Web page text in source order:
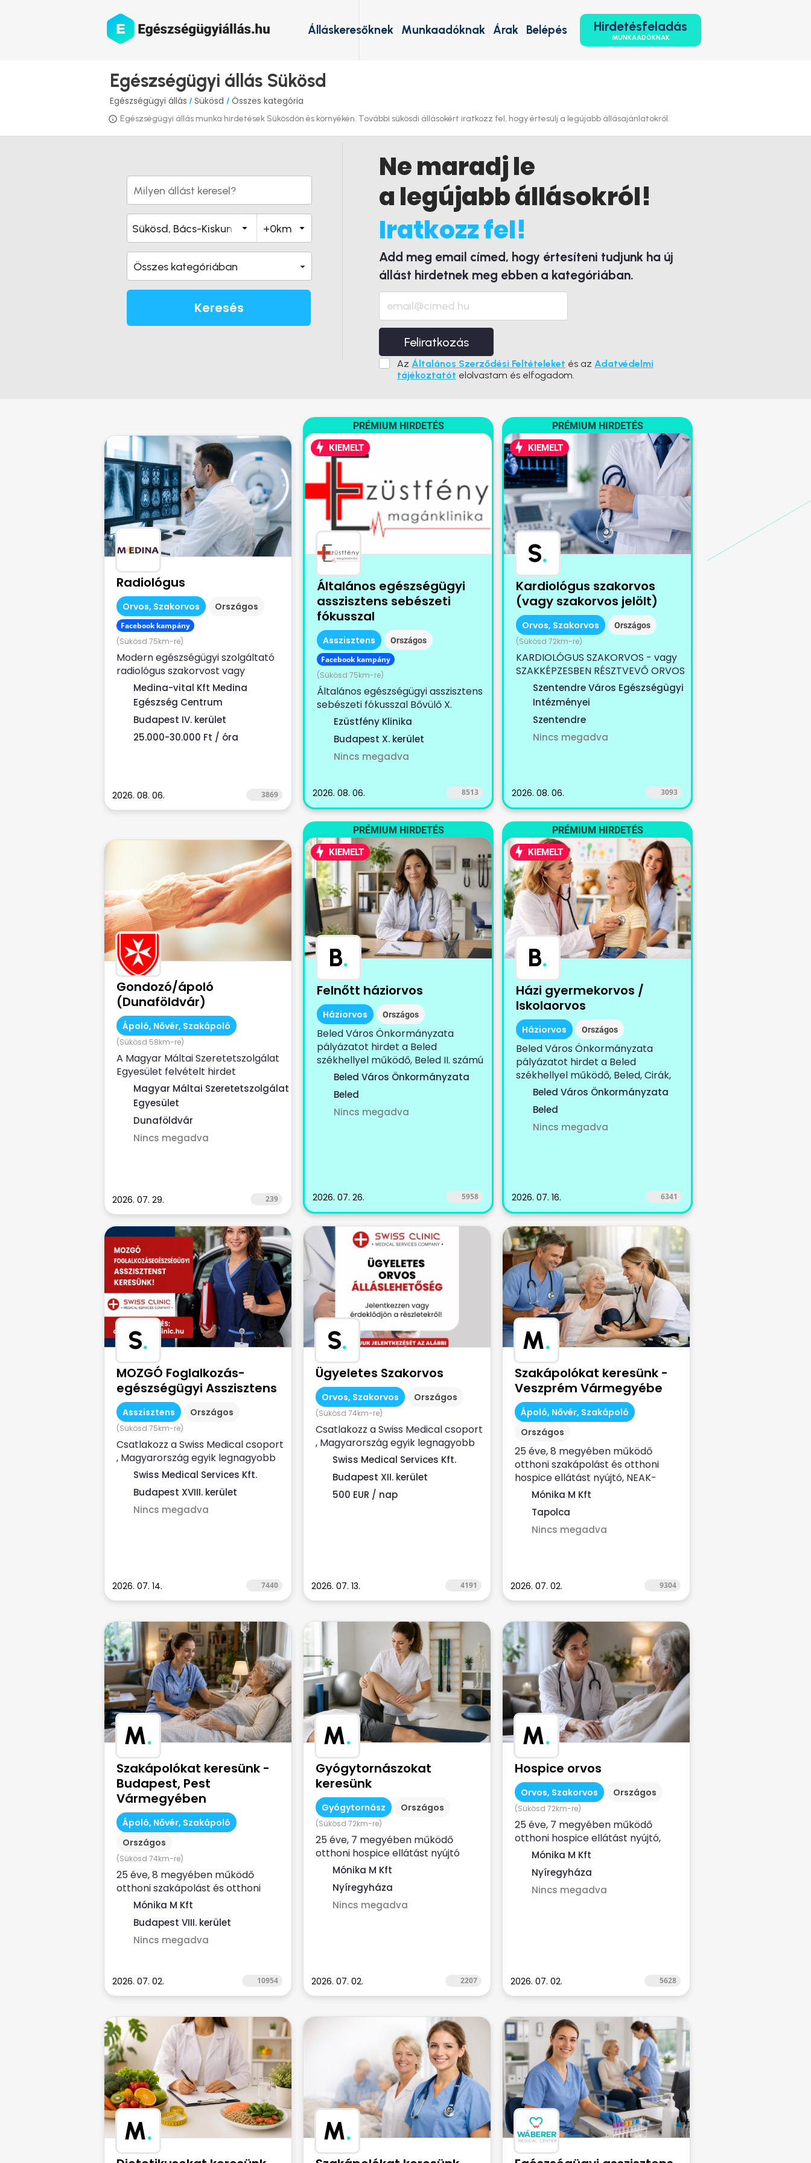
Hirdetésfeladás
MUNKAADÓKNAK
Belépés
Árak
Munkaadóknak
Álláskeresőknek
Egészségügyi állás Sükösd
Egészségügyi állás / Sükösd / Összes kategória
Egészségügyi állás munka hirdetések Sükösdön és környékén. További sükösdi állásokért iratkozz fel, hogy értesülj a legújabb állásajánlatokról.
Összes kategóriában
Keresés
Ne maradj le
a legújabb állásokról!
Iratkozz fel!
Add meg email címed, hogy értesíteni tudjunk ha új
állást hirdetnek meg ebben a kategóriában.
Feliratkozás
Az Általános Szerződési Feltételeket és az Adatvédelmi
tájékoztatót elolvastam és elfogadom.
Radiológus
Orvos, Szakorvos Országos
Facebook kampány
(Sükösd 75km-re)
Modern egészségügyi szolgáltató
radiológus szakorvost vagy
rezidenset (liscenec vizsga után)
keres Rendelési...
Medina-vital Kft Medina
Egészség Centrum
Budapest IV. kerület
25.000-30.000 Ft / óra
2026. 08. 06. 3869
PRÉMIUM HIRDETÉS
KIEMELT
Általános egészségügyi
asszisztens sebészeti
fókusszal
Asszisztens Országos
Facebook kampány
(Sükösd 75km-re)
Általános egészségügyi asszisztens
sebészeti fókusszal Bővülő X.
kerületi magánklinikánkra
Ezüstfény Klinika
Budapest X. kerület
Nincs megadva
2026. 08. 06. 8513
PRÉMIUM HIRDETÉS
KIEMELT
S.
Kardiológus szakorvos
(vagy szakorvos jelölt)
Orvos, Szakorvos Országos
(Sükösd 72km-re)
KARDIOLÓGUS SZAKORVOS - vagy
SZAKKÉPZESBEN RÉSZTVEVŐ ORVOS
KOLLÉGÁT KERESÜNK Szeretnél
egy...
Szentendre Város Egészségügyi
Intézményei
Szentendre
Nincs megadva
2026. 08. 06. 3093
Gondozó/ápoló
(Dunaföldvár)
Ápoló, Nővér, Szakápoló
(Sükösd 58km-re)
A Magyar Máltai Szeretetszolgálat
Egyesület felvételt hirdet
Gondozó/ápoló munkakörbe. ...
Magyar Máltai Szeretetszolgálat
Egyesület
Dunaföldvár
Nincs megadva
2026. 07. 29. 239
PRÉMIUM HIRDETÉS
KIEMELT
B.
Felnőtt háziorvos
Háziorvos Országos
Beled Város Önkormányzata
pályázatot hirdet a Beled
székhellyel működő, Beled II. számú
körzetet, Cirák...
Beled Város Önkormányzata
Beled
Nincs megadva
2026. 07. 26. 5958
PRÉMIUM HIRDETÉS
KIEMELT
B.
Házi gyermekorvos /
Iskolaorvos
Háziorvos Országos
Beled Város Önkormányzata
pályázatot hirdet a Beled
székhellyel működő, Beled, Cirák,
Dénesfa, Edve,...
Beled Város Önkormányzata
Beled
Nincs megadva
2026. 07. 16. 6341
S.
MOZGÓ Foglalkozás-
egészségügyi Asszisztens
Asszisztens Országos
(Sükösd 75km-re)
Csatlakozz a Swiss Medical csoport
, Magyarország egyik legnagyobb
magán-egészségügyi
Swiss Medical Services Kft.
Budapest XVIII. kerület
Nincs megadva
2026. 07. 14. 7440
S.
Ügyeletes Szakorvos
Orvos, Szakorvos Országos
(Sükösd 74km-re)
Csatlakozz a Swiss Medical csoport
, Magyarország egyik legnagyobb
magán-egészségügyi
Swiss Medical Services Kft.
Budapest XII. kerület
500 EUR / nap
2026. 07. 13. 4191
M.
Szakápolókat keresünk -
Veszprém Vármegyébe
Ápoló, Nővér, Szakápoló
Országos
25 éve, 8 megyében működő
otthoni szakápolást és otthoni
hospice ellátást nyújtó, NEAK-
finanszírozott...
Mónika M Kft
Tapolca
Nincs megadva
2026. 07. 02. 9304
M.
Szakápolókat keresünk -
Budapest, Pest
Vármegyében
Ápoló, Nővér, Szakápoló
Országos
(Sükösd 74km-re)
25 éve, 8 megyében működő
otthoni szakápolást és otthoni
hospice ellátást nyújtó, NEAK-
Mónika M Kft
Budapest VIII. kerület
Nincs megadva
2026. 07. 02. 10954
M.
Gyógytornászokat
keresünk
Gyógytornász Országos
(Sükösd 72km-re)
25 éve, 7 megyében működő
otthoni hospice ellátást nyújtó
NEAK - finanszírozott egésszégügyi
szolgálat...
Mónika M Kft
Nyíregyháza
Nincs megadva
2026. 07. 02. 2207
M.
Hospice orvos
Orvos, Szakorvos Országos
(Sükösd 72km-re)
25 éve, 7 megyében működő
otthoni hospice ellátást nyújtó,
NEAK - finanszírozott egészségügyi
szolgálat...
Mónika M Kft
Nyíregyháza
Nincs megadva
2026. 07. 02. 5628
M. M.